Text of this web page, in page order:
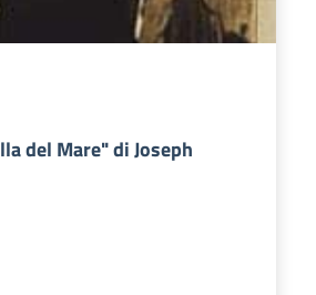
del Mare" di Joseph